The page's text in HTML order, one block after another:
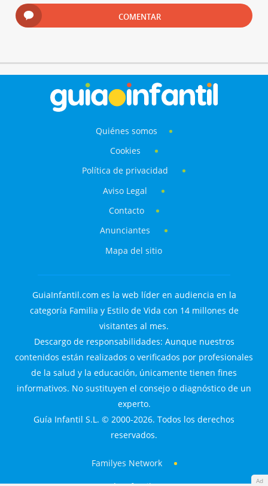
COMENTAR
Ad
Quiénes somos
Cookies
Política de privacidad
Aviso Legal
Contacto
Anunciantes
Mapa del sitio
GuiaInfantil.com es la web líder en audiencia en la
categoría Familia y Estilo de Vida con 14 millones de
visitantes al mes.
Descargo de responsabilidades: Aunque nuestros
contenidos están realizados o verificados por profesionales
de la salud y la educación, únicamente tienen fines
informativos. No sustituyen el consejo o diagnóstico de un
experto.
Guía Infantil S.L. © 2000-2026. Todos los derechos
reservados.
Familyes Network